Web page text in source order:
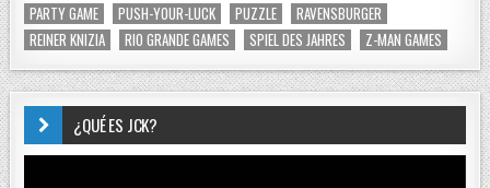
PARTY GAME
PUSH-YOUR-LUCK PUZZLE
RAVENSBURGER
REINER KNIZIA
RIO GRANDE GAMES SPIEL DES JAHRES Z-MAN GAMES
¿QUÉ ES JCK?